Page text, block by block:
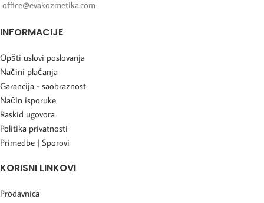
office@evakozmetika.com
INFORMACIJE
Opšti uslovi poslovanja
Načini plaćanja
Garancija - saobraznost
Način isporuke
Raskid ugovora
Politika privatnosti
Primedbe | Sporovi
KORISNI LINKOVI
Prodavnica